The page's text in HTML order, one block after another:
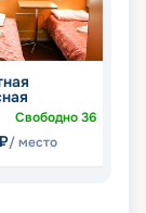
Свободно36
/ место